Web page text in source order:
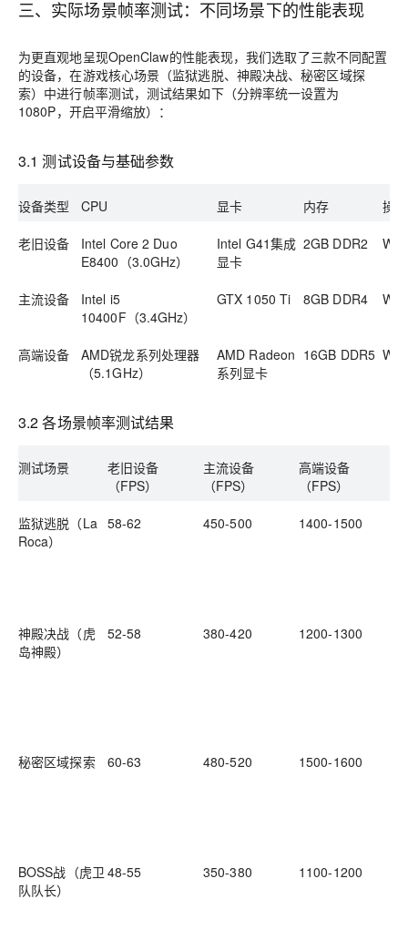
三、实际场景帧率测试：不同场景下的性能表现
为更直观地呈现OpenClaw的性能表现，我们选取了三款不同配置
的设备，在游戏核心场景（监狱逃脱、神殿决战、秘密区域探
索）中进行帧率测试，测试结果如下（分辨率统一设置为
1080P，开启平滑缩放）：
3.1 测试设备与基础参数
设备类型 CPU 显卡 内存 操
老旧设备
Intel Core 2 Duo
E8400（3.0GHz）
Intel G41集成
显卡
2GB DDR2
主流设备
Intel i5
10400F（3.4GHz）
GTX 1050 Ti 8GB DDR4
高端设备
AMD锐龙系列处理器
（5.1GHz）
AMD Radeon
系列显卡
16GB DDR5
3.2 各场景帧率测试结果
测试场景
老旧设备
（FPS）
主流设备
（FPS）
高端设备
（FPS）
监狱逃脱（La
Roca）
58-62 450-500 1400-1500
神殿决战（虎
岛神殿）
52-58 380-420 1200-1300
秘密区域探索 60-63 480-520 1500-1600
BOSS战（虎卫
队队长）
48-55 350-380 1100-1200